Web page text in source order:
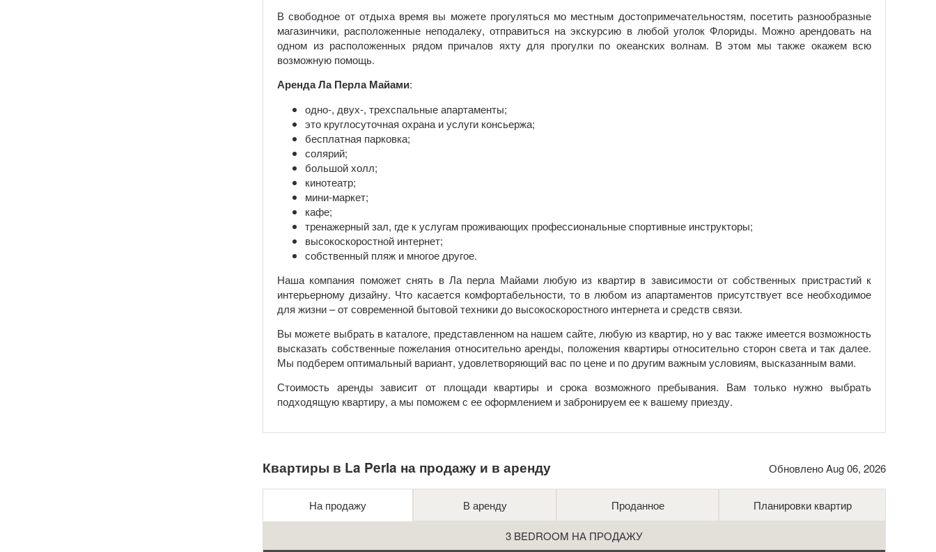
В свободное от отдыха время вы можете прогуляться мо местным достопримечательностям, посетить разнообразные
магазинчики, расположенные неподалеку, отправиться на экскурсию в любой уголок Флориды. Можно арендовать на
одном из расположенных рядом причалов яхту для прогулки по океанских волнам. В этом мы также окажем всю
возможную помощь.
Аренда Ла Перла Майами:
одно-, двух-, трехспальные апартаменты;
это круглосуточная охрана и услуги консьержа;
бесплатная парковка;
солярий;
большой холл;
кинотеатр;
мини-маркет;
кафе;
тренажерный зал, где к услугам проживающих профессиональные спортивные инструкторы;
высокоскоростной интернет;
собственный пляж и многое другое.
Наша компания поможет снять в Ла перла Майами любую из квартир в зависимости от собственных пристрастий к
интерьерному дизайну. Что касается комфортабельности, то в любом из апартаментов присутствует все необходимое
для жизни – от современной бытовой техники до высокоскоростного интернета и средств связи.
Вы можете выбрать в каталоге, представленном на нашем сайте, любую из квартир, но у вас также имеется возможность
высказать собственные пожелания относительно аренды, положения квартиры относительно сторон света и так далее.
Мы подберем оптимальный вариант, удовлетворяющий вас по цене и по другим важным условиям, высказанным вами.
Стоимость аренды зависит от площади квартиры и срока возможного пребывания. Вам только нужно выбрать
подходящую квартиру, а мы поможем с ее оформлением и забронируем ее к вашему приезду.
Обновлено Aug 06, 2026
Квартиры в La Perla на продажу и в аренду
На продажу В аренду Проданное Планировки квартир
3 BEDROOM НА ПРОДАЖУ